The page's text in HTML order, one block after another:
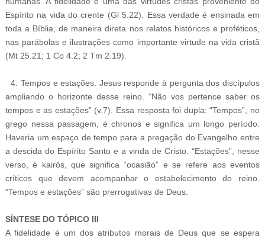
Espírito na vida do crente (Gl 5.22). Essa verdade é ensinada em
toda a Bíblia, de maneira direta nos relatos históricos e proféticos,
nas parábolas e ilustrações como importante virtude na vida cristã
(Mt 25.21; 1 Co 4.2; 2 Tm 2.19).
4. Tempos e estações. Jesus responde à pergunta dos discípulos
ampliando o horizonte desse reino. “Não vos pertence saber os
tempos e as estações” (v.7). Essa resposta foi dupla: “Tempos”, no
grego nessa passagem, é chronos e significa um longo período.
Haveria um espaço de tempo para a pregação do Evangelho entre
a descida do Espírito Santo e a vinda de Cristo. “Estações”, nesse
verso, é kairós, que significa “ocasião” e se refere aos eventos
críticos que devem acompanhar o estabelecimento do reino.
“Tempos e estações” são prerrogativas de Deus.
SÍNTESE DO TÓPICO III
A fidelidade é um dos atributos morais de Deus que se espera